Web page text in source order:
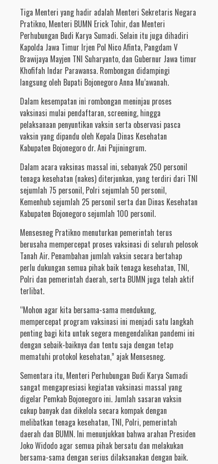
Tiga Menteri yang hadir adalah Menteri Sekretaris Negara
Pratikno, Menteri BUMN Erick Tohir, dan Menteri
Perhubungan Budi Karya Sumadi. Selain itu juga dihadiri
Kapolda Jawa Timur Irjen Pol Nico Afinta, Pangdam V
Brawijaya Mayjen TNI Suharyanto, dan Gubernur Jawa timur
Khofifah Indar Parawansa. Rombongan didampingi
langsung oleh Bupati Bojonegoro Anna Mu’awanah.
Dalam kesempatan ini rombongan meninjau proses
vaksinasi mulai pendaftaran, screening, hingga
pelaksanaan penyuntikan vaksin serta observasi pasca
vaksin yang dipandu oleh Kepala Dinas Kesehatan
Kabupaten Bojonegoro dr. Ani Pujiningrum.
Dalam acara vaksinas massal ini, sebanyak 250 personil
tenaga kesehatan (nakes) diterjunkan, yang terdiri dari TNI
sejumlah 75 personil, Polri sejumlah 50 personil,
Kemenhub sejumlah 25 personil serta dan Dinas Kesehatan
Kabupaten Bojonegoro sejumlah 100 personil.
Mensesneg Pratikno menuturkan pemerintah terus
berusaha mempercepat proses vaksinasi di seluruh pelosok
Tanah Air. Penambahan jumlah vaksin secara bertahap
perlu dukungan semua pihak baik tenaga kesehatan, TNI,
Polri dan pemerintah daerah, serta BUMN juga telah aktif
terlibat.
“Mohon agar kita bersama-sama mendukung,
mempercepat program vaksinasi ini menjadi satu langkah
penting bagi kita untuk segera mengendalikan pandemi ini
dengan sebaik-baiknya dan tentu saja dengan tetap
mematuhi protokol kesehatan,” ajak Mensesneg.
Sementara itu, Menteri Perhubungan Budi Karya Sumadi
sangat mengapresiasi kegiatan vaksinasi massal yang
digelar Pemkab Bojonegoro ini. Jumlah sasaran vaksin
cukup banyak dan dikelola secara kompak dengan
melibatkan tenaga kesehatan, TNI, Polri, pemerintah
daerah dan BUMN. Ini menunjukkan bahwa arahan Presiden
Joko Widodo agar semua pihak bersatu dan melakukan
bersama-sama dengan serius dilaksanakan dengan baik.